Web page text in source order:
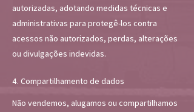
autorizadas, adotando medidas técnicas e
administrativas para protegê-los contra
acessos não autorizados, perdas, alterações
ou divulgações indevidas.
4. Compartilhamento de dados
Não vendemos, alugamos ou compartilhamos